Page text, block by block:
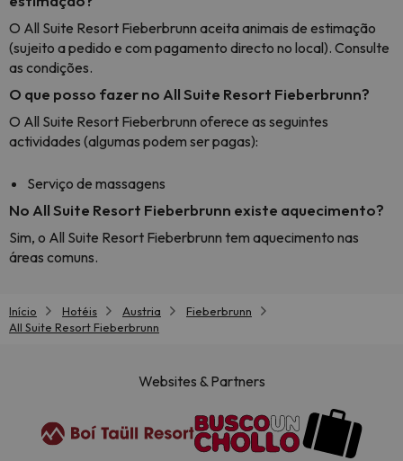
O All Suite Resort Fieberbrunn aceita animais de estimação
(sujeito a pedido e com pagamento directo no local). Consulte
as condições.
O que posso fazer no All Suite Resort Fieberbrunn?
O All Suite Resort Fieberbrunn oferece as seguintes
actividades (algumas podem ser pagas):
Serviço de massagens
No All Suite Resort Fieberbrunn existe aquecimento?
Sim, o All Suite Resort Fieberbrunn tem aquecimento nas
áreas comuns.
Início Hotéis Austria
Fieberbrunn
All Suite Resort Fieberbrunn
Websites & Partners